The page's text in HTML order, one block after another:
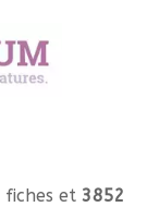
fiches et 3852